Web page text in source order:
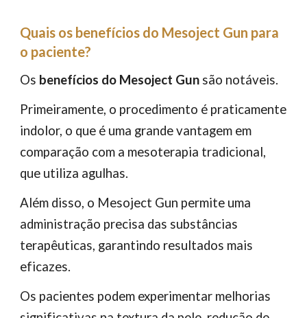
Quais os benefícios do Mesoject Gun para
o paciente?
Os benefícios do Mesoject Gun são notáveis.
Primeiramente, o procedimento é praticamente
indolor, o que é uma grande vantagem em
comparação com a mesoterapia tradicional,
que utiliza agulhas.
Além disso, o Mesoject Gun permite uma
administração precisa das substâncias
terapêuticas, garantindo resultados mais
eficazes.
Os pacientes podem experimentar melhorias